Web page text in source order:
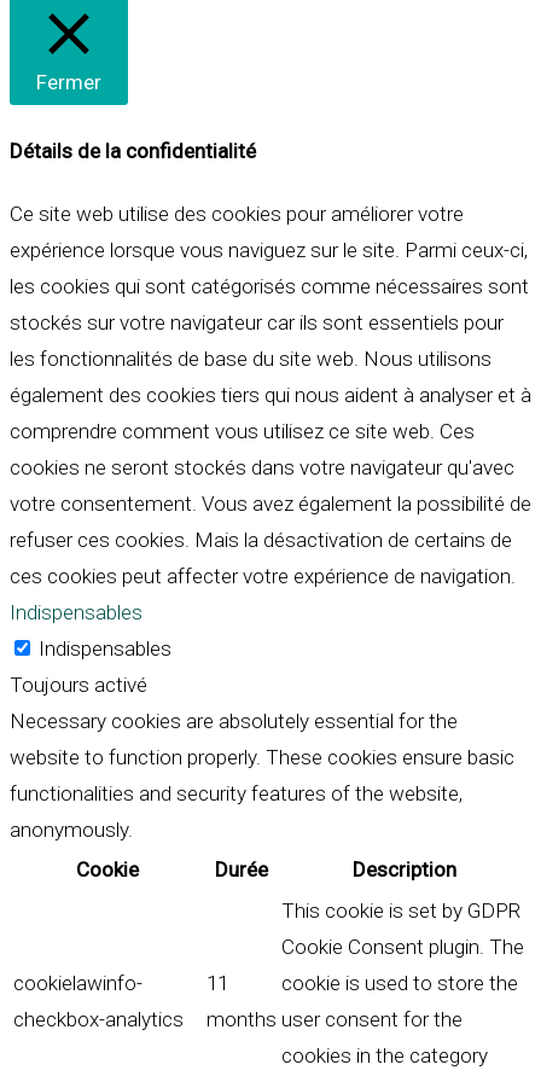
Fermer
Détails de la confidentialité
Ce site web utilise des cookies pour améliorer votre
expérience lorsque vous naviguez sur le site. Parmi ceux-ci,
les cookies qui sont catégorisés comme nécessaires sont
stockés sur votre navigateur car ils sont essentiels pour
les fonctionnalités de base du site web. Nous utilisons
également des cookies tiers qui nous aident à analyser et à
comprendre comment vous utilisez ce site web. Ces
cookies ne seront stockés dans votre navigateur qu'avec
votre consentement. Vous avez également la possibilité de
refuser ces cookies. Mais la désactivation de certains de
ces cookies peut affecter votre expérience de navigation.
Indispensables
Indispensables
Toujours activé
Necessary cookies are absolutely essential for the
website to function properly. These cookies ensure basic
functionalities and security features of the website,
anonymously.
Cookie
Durée Description
cookielawinfo-
checkbox-analytics
11
months
This cookie is set by GDPR
Cookie Consent plugin. The
cookie is used to store the
user consent for the
cookies in the category